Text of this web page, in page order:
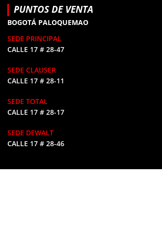
PUNTOS DE VENTA
BOGOTÁ PALOQUEMAO
SEDE PRINCIPAL
CALLE 17 # 28-47
SEDE CLAUSER
CALLE 17 # 28-11
SEDE TOTAL
CALLE 17 # 28-17
SEDE DEWALT
CALLE 17 # 28-46